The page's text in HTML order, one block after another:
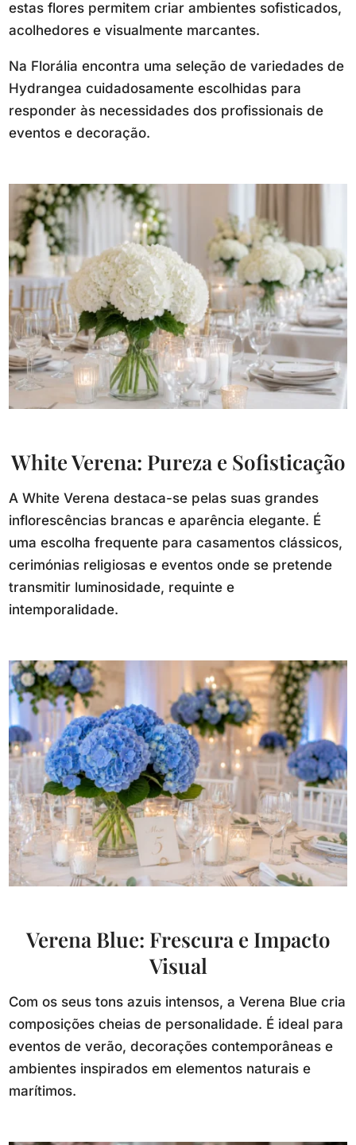
estas flores permitem criar ambientes sofisticados,
acolhedores e visualmente marcantes.
Na Florália encontra uma seleção de variedades de
Hydrangea cuidadosamente escolhidas para
responder às necessidades dos profissionais de
eventos e decoração.
White Verena: Pureza e Sofisticação
A White Verena destaca-se pelas suas grandes
inflorescências brancas e aparência elegante. É
uma escolha frequente para casamentos clássicos,
cerimónias religiosas e eventos onde se pretende
transmitir luminosidade, requinte e
intemporalidade.
Verena Blue: Frescura e Impacto
Visual
Com os seus tons azuis intensos, a Verena Blue cria
composições cheias de personalidade. É ideal para
eventos de verão, decorações contemporâneas e
ambientes inspirados em elementos naturais e
marítimos.